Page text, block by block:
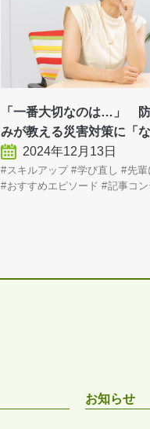
「一番大切なのは…」
みが教える災害対策に「な
2024年12月13日
スキルアップ 学び直し
先輩
おすすめエピソード
記事コ
お知らせ